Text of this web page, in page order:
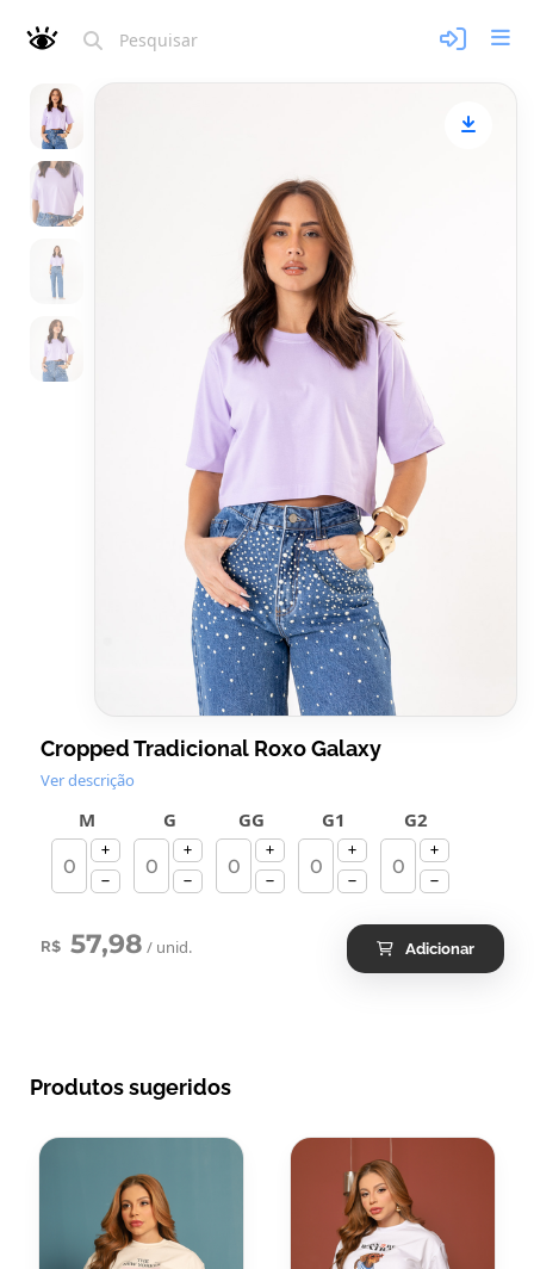
Cropped Tradicional Roxo Galaxy
Ver descrição
M G GG G1 G2
R$ 57,98 / unid. Adicionar
Produtos sugeridos